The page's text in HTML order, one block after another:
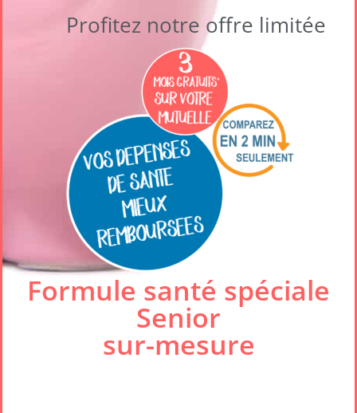
Profitez notre offre limitée
Formule santé spéciale
Senior
sur-mesure